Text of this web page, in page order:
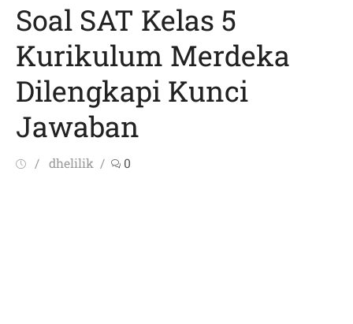
Soal SAT Kelas 5
Kurikulum Merdeka
Dilengkapi Kunci
Jawaban
PostedAuthor
dhelilik 0